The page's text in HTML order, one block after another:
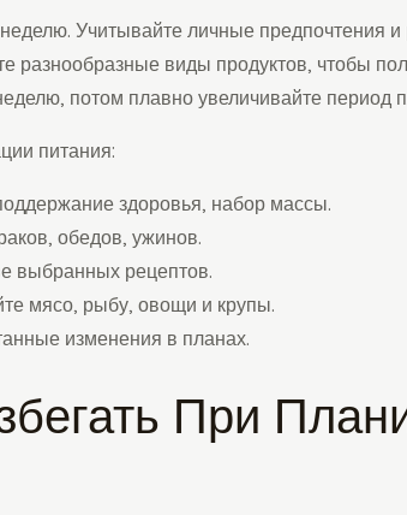
Учитывайте личные предпочтения
разнообразные виды продуктов, чтобы
потом плавно увеличивайте период
питания:
здоровья, набор массы.
обедов, ужинов.
выбранных рецептов.
мясо, рыбу, овощи и крупы.
изменения в планах.
При